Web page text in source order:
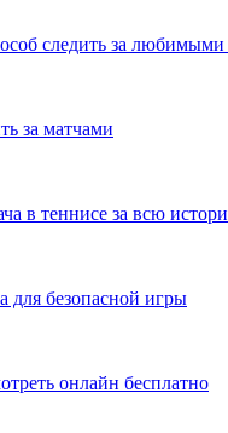
следить за
за матчами
в теннисе за всю
для безопасной игры
онлайн бесплатно